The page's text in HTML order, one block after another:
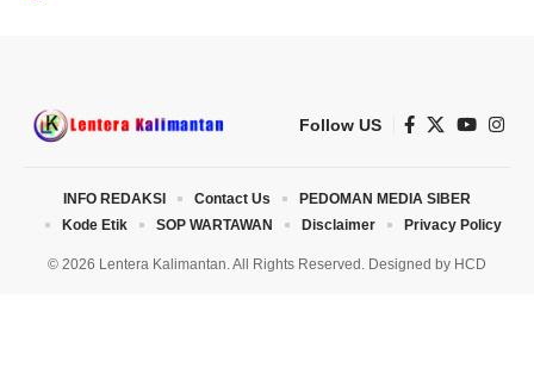
Follow US
© 2026 Lentera Kalimantan. All Rights Reserved. Designed by HCD
INFO REDAKSI Contact Us
PEDOMAN MEDIA SIBER
Kode Etik
SOP WARTAWAN Disclaimer Privacy Policy